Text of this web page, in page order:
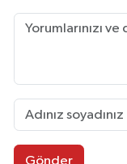
Gönder